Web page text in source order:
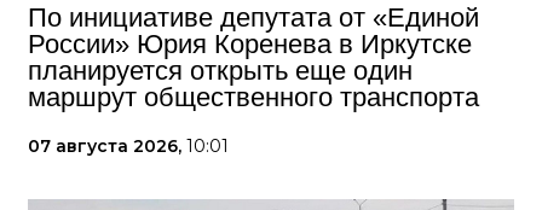
По инициативе депутата от «Единой
России» Юрия Коренева в Иркутске
планируется открыть еще один
маршрут общественного транспорта
07 августа 2026, 10:01